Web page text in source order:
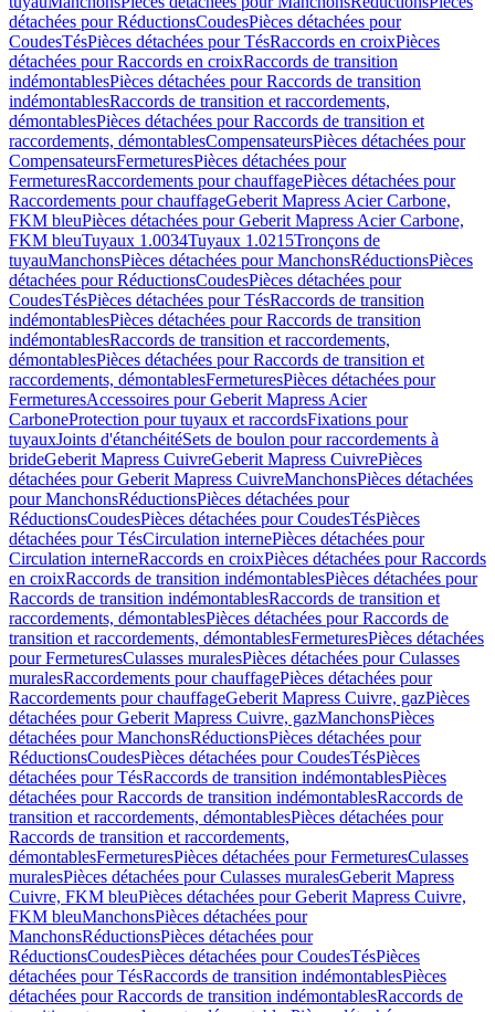
détachées pour RéductionsCoudesPièces détachées pour
CoudesTésPièces détachées pour TésRaccords en croixPièces
détachées pour Raccords en croixRaccords de transition
indémontablesPièces détachées pour Raccords de transition
indémontablesRaccords de transition et raccordements,
démontablesPièces détachées pour Raccords de transition et
raccordements, démontablesCompensateursPièces détachées pour
CompensateursFermeturesPièces détachées pour
FermeturesRaccordements pour chauffagePièces détachées pour
Raccordements pour chauffageGeberit Mapress Acier Carbone,
FKM bleuPièces détachées pour Geberit Mapress Acier Carbone,
FKM bleuTuyaux 1.0034Tuyaux 1.0215Tronçons de
tuyauManchonsPièces détachées pour ManchonsRéductionsPièces
détachées pour RéductionsCoudesPièces détachées pour
CoudesTésPièces détachées pour TésRaccords de transition
indémontablesPièces détachées pour Raccords de transition
indémontablesRaccords de transition et raccordements,
démontablesPièces détachées pour Raccords de transition et
raccordements, démontablesFermeturesPièces détachées pour
FermeturesAccessoires pour Geberit Mapress Acier
CarboneProtection pour tuyaux et raccordsFixations pour
tuyauxJoints d'étanchéitéSets de boulon pour raccordements à
brideGeberit Mapress CuivreGeberit Mapress CuivrePièces
détachées pour Geberit Mapress CuivreManchonsPièces détachées
pour ManchonsRéductionsPièces détachées pour
RéductionsCoudesPièces détachées pour CoudesTésPièces
détachées pour TésCirculation internePièces détachées pour
Circulation interneRaccords en croixPièces détachées pour Raccords
en croixRaccords de transition indémontablesPièces détachées pour
Raccords de transition indémontablesRaccords de transition et
raccordements, démontablesPièces détachées pour Raccords de
transition et raccordements, démontablesFermeturesPièces détachées
pour FermeturesCulasses muralesPièces détachées pour Culasses
muralesRaccordements pour chauffagePièces détachées pour
Raccordements pour chauffageGeberit Mapress Cuivre, gazPièces
détachées pour Geberit Mapress Cuivre, gazManchonsPièces
détachées pour ManchonsRéductionsPièces détachées pour
RéductionsCoudesPièces détachées pour CoudesTésPièces
détachées pour TésRaccords de transition indémontablesPièces
détachées pour Raccords de transition indémontablesRaccords de
transition et raccordements, démontablesPièces détachées pour
Raccords de transition et raccordements,
démontablesFermeturesPièces détachées pour FermeturesCulasses
muralesPièces détachées pour Culasses muralesGeberit Mapress
Cuivre, FKM bleuPièces détachées pour Geberit Mapress Cuivre,
FKM bleuManchonsPièces détachées pour
ManchonsRéductionsPièces détachées pour
RéductionsCoudesPièces détachées pour CoudesTésPièces
détachées pour TésRaccords de transition indémontablesPièces
détachées pour Raccords de transition indémontablesRaccords de